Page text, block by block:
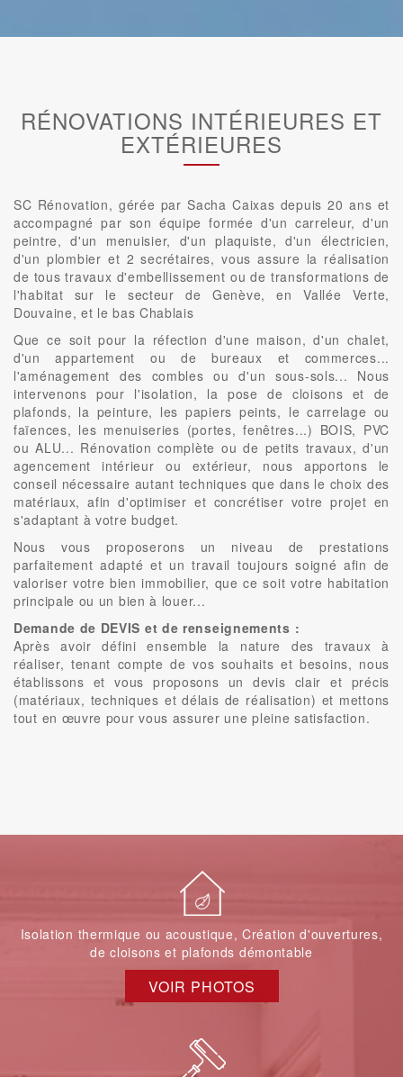
RÉNOVATIONS INTÉRIEURES ET
EXTÉRIEURES
SC Rénovation, gérée par Sacha Caixas depuis 20 ans et
accompagné par son équipe formée d'un carreleur, d'un
peintre, d'un menuisier, d'un plaquiste, d'un électricien,
d'un plombier et 2 secrétaires, vous assure la réalisation
de tous travaux d'embellissement ou de transformations de
l'habitat sur le secteur de Genève, en Vallée Verte,
Douvaine, et le bas Chablais
Que ce soit pour la réfection d'une maison, d'un chalet,
d'un appartement ou de bureaux et commerces...
l'aménagement des combles ou d'un sous-sols... Nous
intervenons pour l'isolation, la pose de cloisons et de
plafonds, la peinture, les papiers peints, le carrelage ou
faïences, les menuiseries (portes, fenêtres...) BOIS, PVC
ou ALU... Rénovation complète ou de petits travaux, d'un
agencement intérieur ou extérieur, nous apportons le
conseil nécessaire autant techniques que dans le choix des
matériaux, afin d'optimiser et concrétiser votre projet en
s'adaptant à votre budget.
Nous vous proposerons un niveau de prestations
parfaitement adapté et un travail toujours soigné afin de
valoriser votre bien immobilier, que ce soit votre habitation
principale ou un bien à louer...
Demande de DEVIS et de renseignements :
Après avoir défini ensemble la nature des travaux à
réaliser, tenant compte de vos souhaits et besoins, nous
établissons et vous proposons un devis clair et précis
(matériaux, techniques et délais de réalisation) et mettons
tout en œuvre pour vous assurer une pleine satisfaction.
Isolation thermique ou acoustique, Création d'ouvertures,
de cloisons et plafonds démontable
VOIR PHOTOS